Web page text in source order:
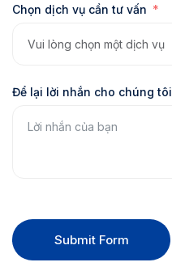
Chọn dịch vụ cần tư vấn
Để lại lời nhắn cho chúng tôi
Submit Form